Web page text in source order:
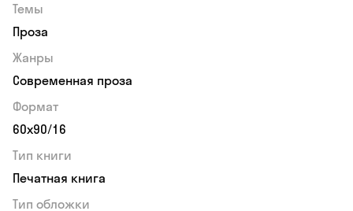
Темы
Проза
Жанры
Современная проза
Формат
60х90/16
Тип книги
Печатная книга
Тип обложки